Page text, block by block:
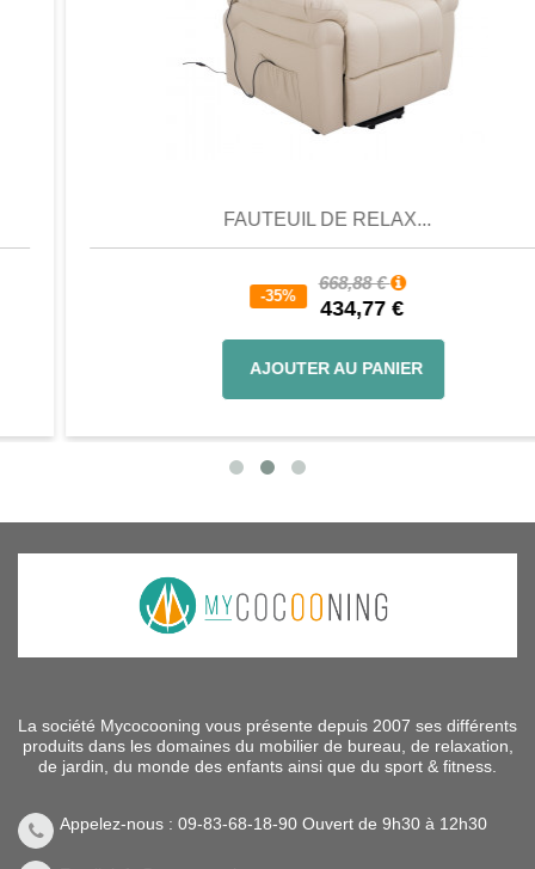
FAUTEUIL DE RELAX...
668,88 €
434,77 €
AJOUTER AU PANIER
La société Mycocooning vous présente depuis 2007 ses différents
produits dans les domaines du mobilier de bureau, de relaxation,
de jardin, du monde des enfants ainsi que du sport & fitness.
Appelez-nous : 09-83-68-18-90 Ouvert de 9h30 à 12h30